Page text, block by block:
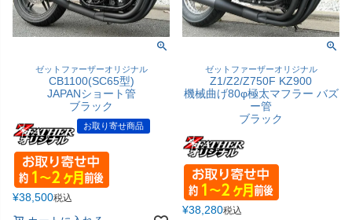
ゼットファーザーオリジナル
CB1100(SC65型)
JAPANショート管
ブラック
お取り寄せ商品
¥38,500税込
ゼットファーザーオリジナル
Z1/Z2/Z750F KZ900
機械曲げ80φ極太マフラー バズ
ー管
ブラック
¥38,280税込